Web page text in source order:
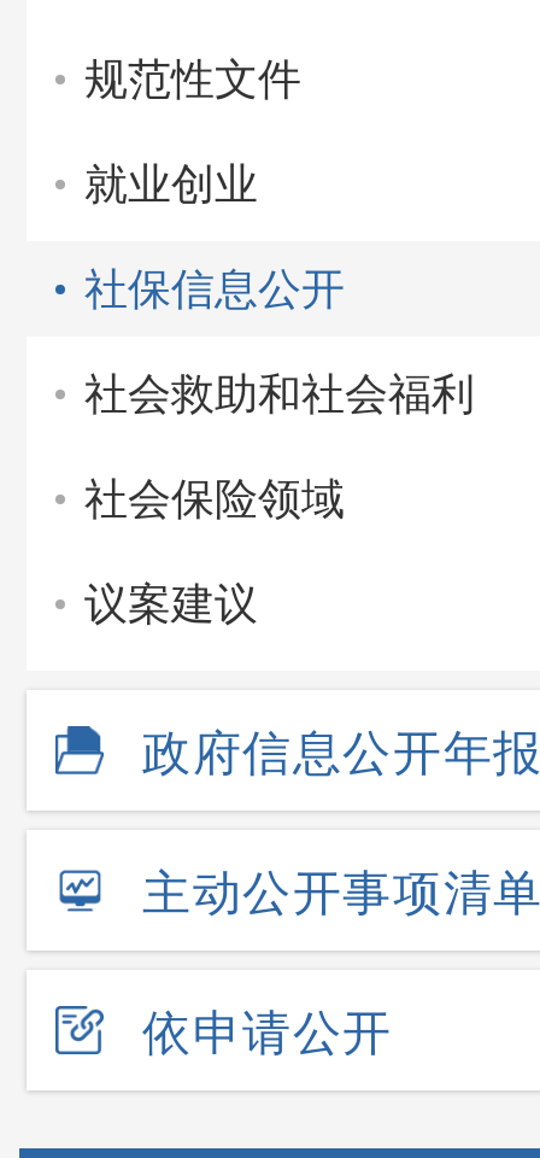
规范性文件
就业创业
社保信息公开
社会救助和社会福利
社会保险领域
议案建议
政府信息公开年
主动公开事项清
依申请公开